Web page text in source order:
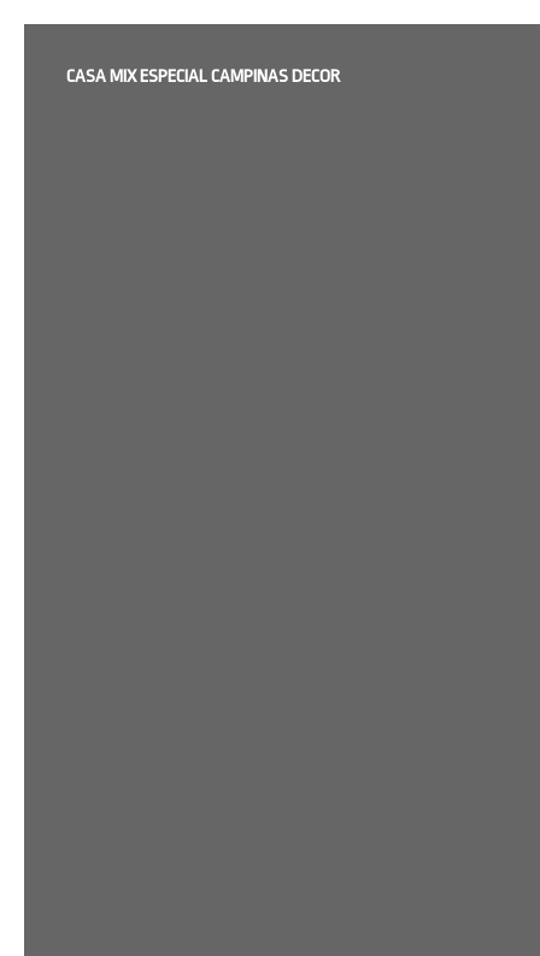
CASA MIX ESPECIAL CAMPINAS DECOR